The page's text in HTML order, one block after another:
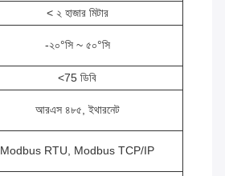
< ২ হাজার মিটার
-২০°সি ~ ৫০°সি
<75 ডিবি
আরএস ৪৮৫, ইথারনেট
Modbus RTU, Modbus TCP/IP